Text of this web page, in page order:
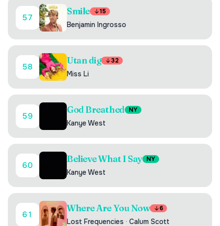
57
Smile 15
Benjamin Ingrosso
58
Utan dig 32
Miss Li
59
God Breathed NY
Kanye West
60
Believe What I Say NY
Kanye West
61
Where Are You Now 6
Lost Frequencies · Calum Scott